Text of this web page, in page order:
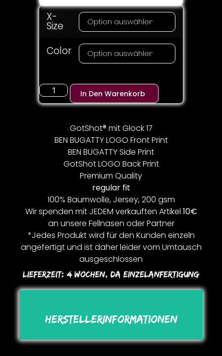
X-
Size
Color
In Den Warenkorb
GotShot® mit Glock 17
BEN BUGATTY LOGO Front Print
BEN BUGATTY Side Print
GotShot LOGO Back Print
Premium Quality
regular fit
100% Baumwolle, Jersey, 200 gsm
Wir spenden mit JEDEM verkauften Artikel 10€
an unsere Fellnasen oder Partner
*Jedes Produkt wird für den Kunden einzeln
angefertigt und ist daher leider vom Umtausch
ausgeschlossen
Lieferzeit: 4 Wochen, Da Einzelanfertigung
Herstellerinformationen